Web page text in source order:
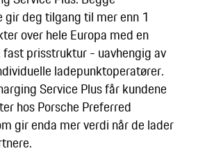
gir deg tilgang til mer enn 1
over hele Europa med en
prisstruktur - uavhengig av
ladepunktoperatører.
Service Plus får kundene
hos Porsche Preferred
gir enda mer verdi når de lader